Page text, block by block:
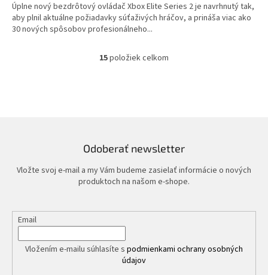
z
5
hviezdičiek.
Úplne nový bezdrôtový ovládač Xbox Elite Series 2 je navrhnutý tak,
aby plnil aktuálne požiadavky súťaživých hráčov, a prináša viac ako
30 nových spôsobov profesionálneho...
O
e
r
v
y
p
i
s
15položiek celkom
Odoberať newsletter
Vložte svoj e-mail a my Vám budeme zasielať informácie o nových
produktoch na našom e-shope.
Email
Vložením e-mailu súhlasíte s podmienkami ochrany osobných
údajov